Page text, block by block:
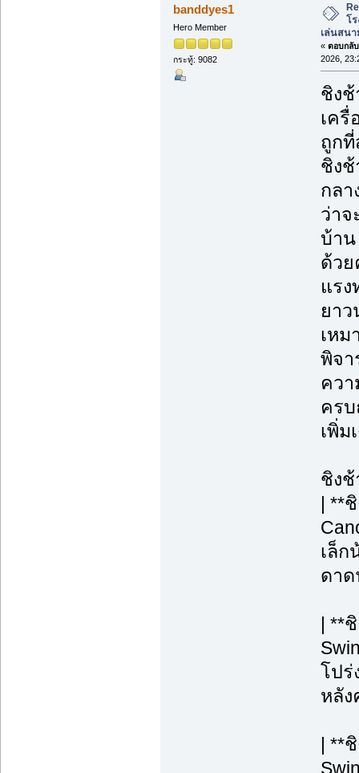
banddyes1
Hero Member
กระทู้: 9082
โ
เล่นสนา
« ตอบกลั
2026,
ชิงช้
เครื่
ถูกที่
ชิงช้
กลา
ว่าจ
บ้าน
ด้วย
แร
ยาว
เหม
พิจา
ควา
คร
เพิ่ม
ชิงช้
| **
เล็ก
ดา
| **
โปร่
หลัง
| **